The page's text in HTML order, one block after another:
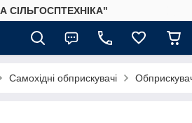
СІЛЬГОСПТЕХНІКА"
Самохідні обприскувачі